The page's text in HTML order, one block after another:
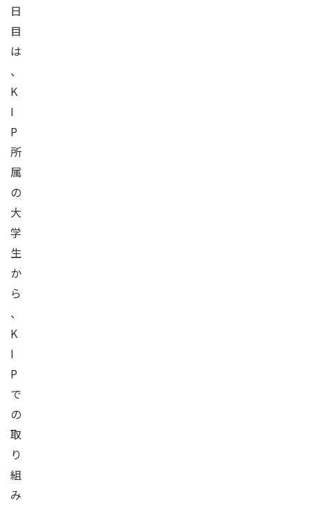
日
目
は
、
K
I
P
所
属
の
大
学
生
か
ら
、
K
I
P
で
の
取
り
組
み